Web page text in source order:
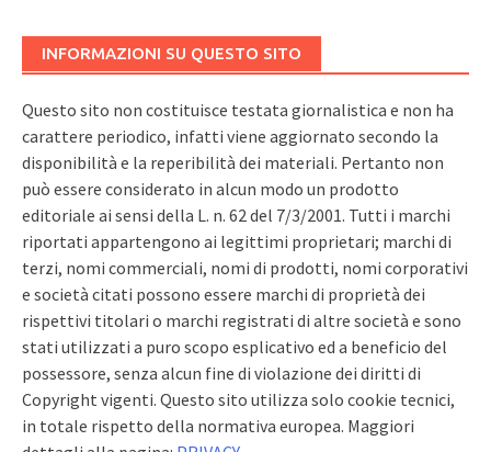
INFORMAZIONI SU QUESTO SITO
Questo sito non costituisce testata giornalistica e non ha
carattere periodico, infatti viene aggiornato secondo la
disponibilità e la reperibilità dei materiali. Pertanto non
può essere considerato in alcun modo un prodotto
editoriale ai sensi della L. n. 62 del 7/3/2001. Tutti i marchi
riportati appartengono ai legittimi proprietari; marchi di
terzi, nomi commerciali, nomi di prodotti, nomi corporativi
e società citati possono essere marchi di proprietà dei
rispettivi titolari o marchi registrati di altre società e sono
stati utilizzati a puro scopo esplicativo ed a beneficio del
possessore, senza alcun fine di violazione dei diritti di
Copyright vigenti. Questo sito utilizza solo cookie tecnici,
in totale rispetto della normativa europea. Maggiori